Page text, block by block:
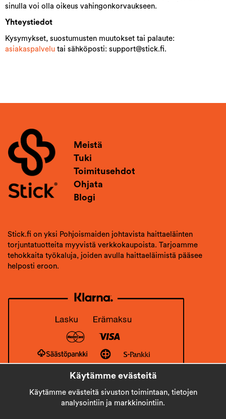
sinulla voi olla oikeus vahingonkorvaukseen.
Yhteystiedot
Kysymykset, suostumusten muutokset tai palaute:
asiakaspalvelu tai sähköposti: support@stick.fi.
Meistä
Tuki
Toimitusehdot
Ohjata
Blogi
Stick.fi on yksi Pohjoismaiden johtavista haittaeläinten
torjuntatuotteita myyvistä verkkokaupoista. Tarjoamme
tehokkaita työkaluja, joiden avulla haittaeläimistä pääsee
helposti eroon.
Käytämme evästeitä
Käytämme evästeitä sivuston toimintaan, tietojen
analysointiin ja markkinointiin.